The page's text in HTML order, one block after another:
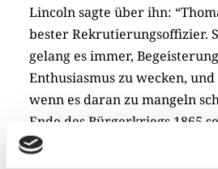
Lincoln sagte über ihn:
bester Rekrutierungsoffizier.
gelang es immer,
Enthusiasmus zu wecken,
wenn es daran zu mangeln
Ende des Bürgerkriegs 1865
politische Arbeit fort. So
als 150 Zeichnungen den